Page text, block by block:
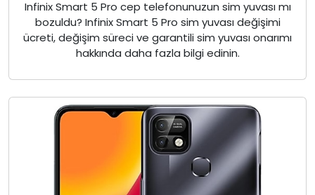
Infinix Smart 5 Pro cep telefonunuzun sim yuvası mı
bozuldu? Infinix Smart 5 Pro sim yuvası değişimi
ücreti, değişim süreci ve garantili sim yuvası onarımı
hakkında daha fazla bilgi edinin.